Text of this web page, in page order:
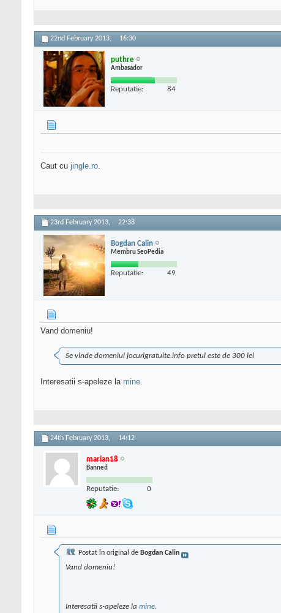
22nd February 2013, 16:30
puthre
Ambasador
Reputatie: 84
Caut cu jingle.ro.
23rd February 2013, 22:38
Bogdan Calin
Membru SeoPedia
Reputatie: 49
Vand domeniu!
Se vinde domeniul jocurigratuite.info pretul este de 300 lei
Interesatii s-apeleze la mine.
24th February 2013, 14:12
marian18
Banned
Reputatie: 0
Postat în original de Bogdan Calin
Vand domeniu!
Interesatii s-apeleze la mine.